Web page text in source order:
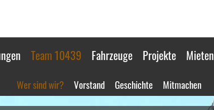
Team 10439 Fahrzeuge Projekte Mieten
Wer sind wir? Vorstand Geschichte Mitmachen